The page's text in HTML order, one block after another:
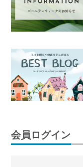
会員ログイン